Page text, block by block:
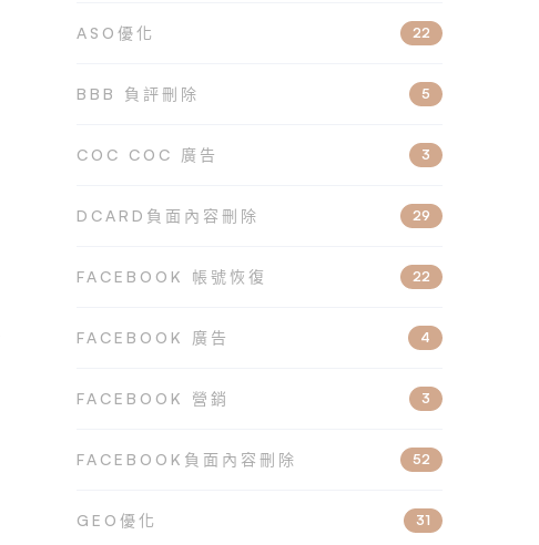
ASO優化 22
BBB 負評刪除 5
COC COC 廣告 3
DCARD負面內容刪除 29
FACEBOOK 帳號恢復 22
FACEBOOK 廣告 4
FACEBOOK 營銷 3
FACEBOOK負面內容刪除 52
GEO優化 31